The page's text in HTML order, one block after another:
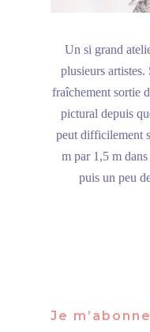
Un si grand
plusieurs artistes.
fraîchement sortie
pictural depuis
peut difficilement
m par 1,5 m
puis un peu
Je